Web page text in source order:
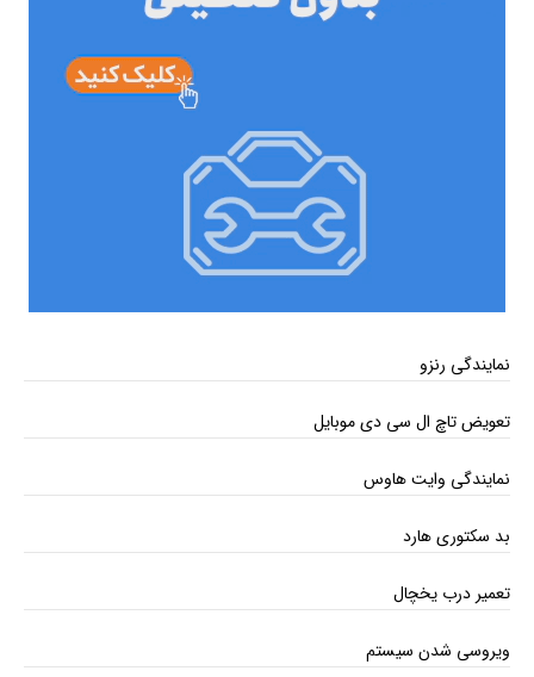
نمایندگی رنزو
تعویض تاچ ال سی دی موبایل
نمایندگی وایت هاوس
بد سکتوری هارد
تعمیر درب یخچال
ویروسی شدن سیستم